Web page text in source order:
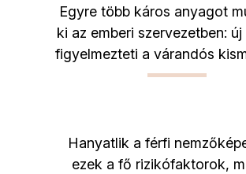
Egyre több káros anyagot
ki az emberi szervezetben:
figyelmezteti a várandós
Hanyatlik a férfi
ezek a fő rizikófaktorok,